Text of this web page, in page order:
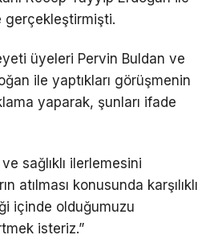
gerçekleştirmişti.
üyeleri Pervin Buldan ve
ile yaptıkları görüşmenin
yaparak, şunları ifade
sağlıklı ilerlemesini
atılması konusunda karşılıklı
içinde olduğumuzu
isteriz.”